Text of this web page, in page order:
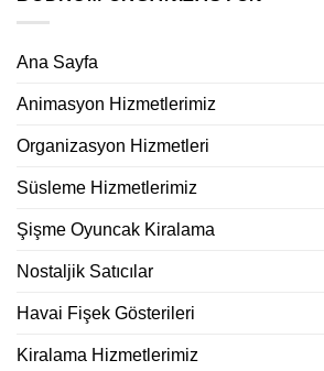
Ana Sayfa
Animasyon Hizmetlerimiz
Organizasyon Hizmetleri
Süsleme Hizmetlerimiz
Şişme Oyuncak Kiralama
Nostaljik Satıcılar
Havai Fişek Gösterileri
Kiralama Hizmetlerimiz